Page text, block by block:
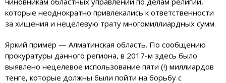
которые неоднократно привлекались к ответственности
за хищения и нецелевую трату многомиллиардных сумм.
Яркий пример — Алматинская область. По сообщению
прокуратуры данного региона, в 2017-м здесь было
выявлено нецелевое использование пяти (!) миллиардов
тенге, которые должны были пойти на борьбу с